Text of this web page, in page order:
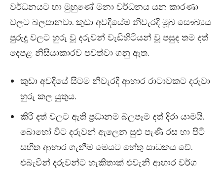
වර්ධනයට හා මුහුණේ මනා වර්ධනය යන කාරණා
වලට බලපානවා. කුඩා අවදියේම නිවැරදි මූඛ සෞඛ්‍යය
පුරුදු වලට හුරු වූ දරුවන් වැඩිහිටියන් වූ පසුද තම දත්
දෙපළ නිසියාකාරව පවත්වා ගනු ඇත.
කුඩා අවදියේ සිටම නිවැරදි ආහාර රාටාවකට දරුවා
හුරු කල යුතුය.
කිරි දත් වලට ඇති ප්‍රධානම බලපෑම දත් දිරා යාමයි.
බොහෝ විට දරුවන් ඇලෙන සුළු පැණි රස හා පිටි
සහිත ආහාර ගැනීම මෙයට හේතු සාධකය වේ.
එබැවින් දරුවන්ට හැකිතාක් එවැනි ආහාර වර්ග